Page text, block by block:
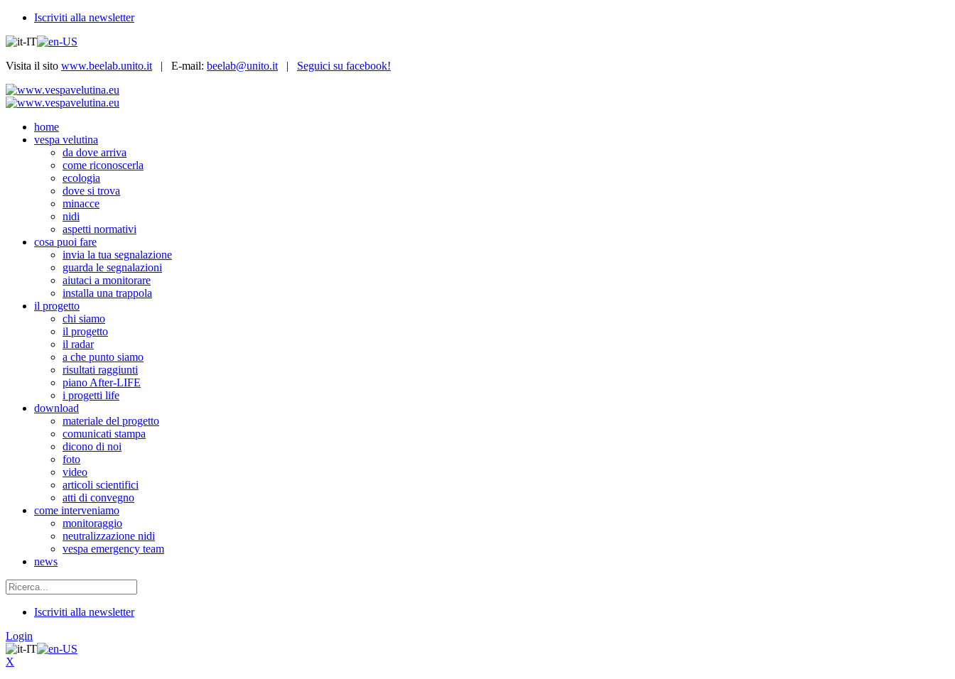
Iscriviti alla newsletter
Visita il sito www.beelab.unito.it | E-mail: beelab@unito.it | Seguici su facebook!
home
vespa velutina
da dove arriva
come riconoscerla
ecologia
dove si trova
minacce
nidi
aspetti normativi
cosa puoi fare
invia la tua segnalazione
guarda le segnalazioni
aiutaci a monitorare
installa una trappola
il progetto
chi siamo
il progetto
il radar
a che punto siamo
risultati raggiunti
piano After-LIFE
i progetti life
download
materiale del progetto
comunicati stampa
dicono di noi
foto
video
articoli scientifici
atti di convegno
come interveniamo
monitoraggio
neutralizzazione nidi
vespa emergency team
news
Iscriviti alla newsletter
Login
X